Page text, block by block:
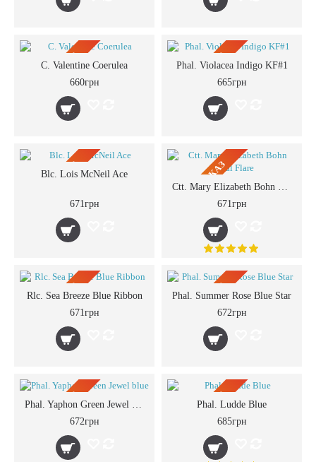
ПРЕДЗАКАЗ
C. Valentine Coerulea
660грн
ПРЕДЗАКАЗ
Phal. Violacea Indigo KF#1
665грн
ПРЕДЗАКАЗ
Blc. Lois McNeil Ace
671грн ПРЕДЗАКАЗ
Ctt. Mary Elizabeth Bohn Royal Flare
671грн
ПРЕДЗАКАЗ
Rlc. Sea Breeze Blue Ribbon
671грн
ПРЕДЗАКАЗ
Phal. Summer Rose Blue Star
672грн
ПРЕДЗАКАЗ
Phal. Yaphon Green Jewel blue
672грн
ПРЕДЗАКАЗ
Phal. Ludde Blue
685грн